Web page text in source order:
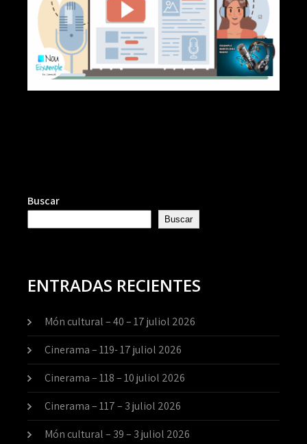
Buscar
Buscar
ENTRADAS RECIENTES
Món cultural – 40 – 17 juliol 2026
Cinerama – 119- 17 juliol 2026
Cinerama – 118 – 10 juliol 2026
Cinerama – 117 – 3 juliol 2026
Món cultural – 39 – 3 juliol 2026